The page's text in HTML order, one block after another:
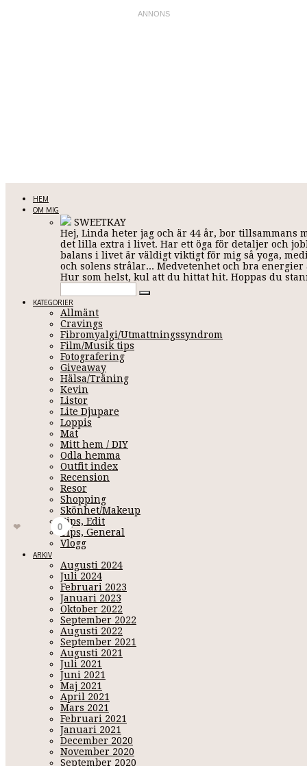
HEM
OM MIG
SWEETKAY
Hej, Linda heter jag och är 44 år, bor tillsammans
det lilla extra i livet. Har ett öga för detaljer och
balans i livet är väldigt viktigt för mig så yoga,
och solens strålar... Medvetenhet och bra
Hur som helst, kul att du hittat hit. Hoppas du
KATEGORIER
Allmänt
Cravings
Fibromyalgi/Utmattningssyndrom
Film/Musik tips
Fotografering
Giveaway
Hälsa/Träning
Kevin
Listor
Lite Djupare
Loppis
Mat
Mitt hem / DIY
Odla hemma
Outfit index
Recension
Resor
Shopping
Skönhet/Makeup
Tips, Edit
Tips, General
Vlogg
ARKIV
Augusti 2024
Juli 2024
Februari 2023
Januari 2023
Oktober 2022
September 2022
Augusti 2022
September 2021
Augusti 2021
Juli 2021
Juni 2021
Maj 2021
April 2021
Mars 2021
Februari 2021
Januari 2021
December 2020
November 2020
September 2020
LINDA KARLSSON
Allt mellan himmel och jord
November 30, 2007 21:25
0
3